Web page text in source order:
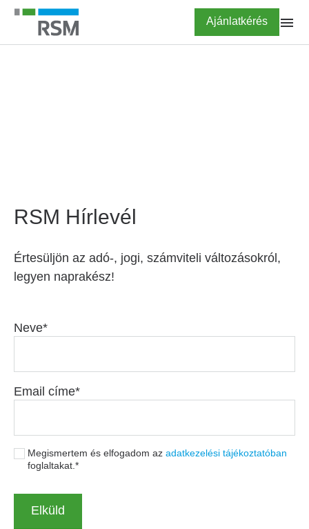
Ugrás
tartalomra
Highlighted
Ajánlatkérés
RSM Hírlevél
Értesüljön az adó-, jogi, számviteli változásokról,
legyen naprakész!
Neve
Email címe
Megismertem és elfogadom az adatkezelési tájékoztatóban
foglaltakat.